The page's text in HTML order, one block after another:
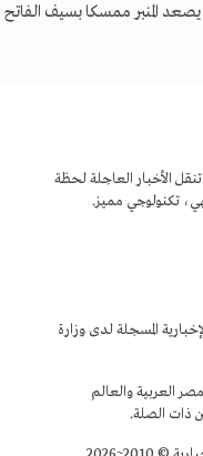
يصعد المنبر ممسكا بسيف الفاتح
الأخبار العاجلة لحظة
تكنولوجي مميز.
المسجلة لدى وزارة
العربية والعالم
ذات الصلة.